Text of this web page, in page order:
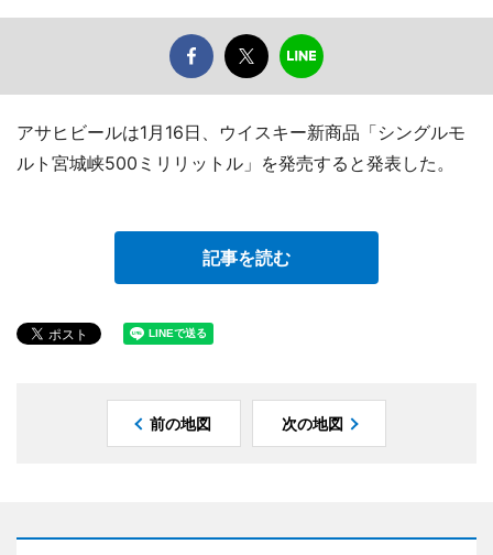
アサヒビールは1月16日、ウイスキー新商品「シングルモ
ルト宮城峡500ミリリットル」を発売すると発表した。
記事を読む
前の地図 次の地図